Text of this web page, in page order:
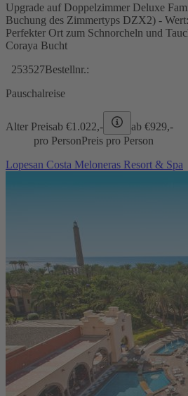
Upgrade auf Doppelzimmer Deluxe
Buchung des Zimmertyps DZX2) -
Perfekter Ort zum Schnorcheln und
Coraya Bucht
253527Bestellnr.:
Pauschalreise
Alter Preisab €1.022,- ab €929,-
pro PersonPreis pro Person
Lopesan Costa Meloneras Resort & Spa